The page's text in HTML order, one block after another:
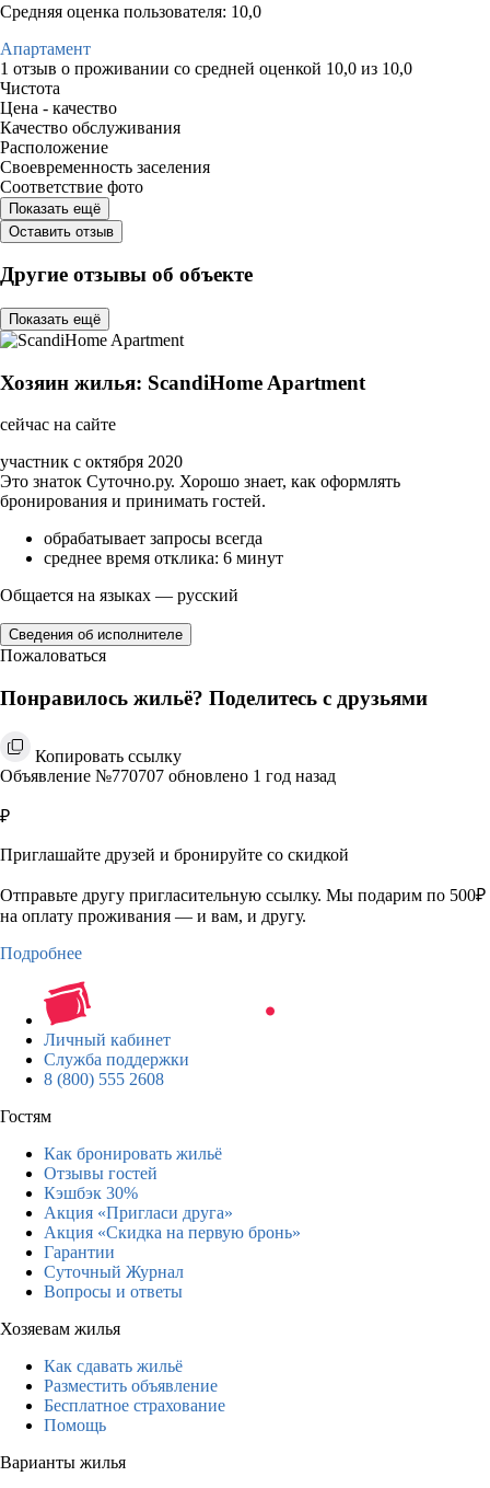
Средняя оценка пользователя: 10,0
Апартамент
1 отзыв о проживании со средней оценкой 10,0 из 10,0
Чистота
Цена - качество
Качество обслуживания
Расположение
Своевременность заселения
Соответствие фото
Показать ещё
Оставить отзыв
Другие отзывы об объекте
Показать ещё
Хозяин жилья: ScandiHome Apartment
сейчас на сайте
участник с октября 2020
Это знаток Суточно.ру. Хорошо знает, как оформлять
бронирования и принимать гостей.
обрабатывает запросы всегда
среднее время отклика: 6 минут
Общается на языках — русский
Сведения об исполнителе
Пожаловаться
Понравилось жильё? Поделитесь с друзьями
Копировать ссылку
Объявление №770707 обновлено 1 год назад
₽
Приглашайте друзей и бронируйте со скидкой
Отправьте другу пригласительную ссылку. Мы подарим по 500₽
на оплату проживания — и вам, и другу.
Подробнее
Личный кабинет
Служба поддержки
8 (800) 555 2608
Гостям
Как бронировать жильё
Отзывы гостей
Кэшбэк 30%
Акция «Пригласи друга»
Акция «Скидка на первую бронь»
Гарантии
Суточный Журнал
Вопросы и ответы
Хозяевам жилья
Как сдавать жильё
Разместить объявление
Бесплатное страхование
Помощь
Варианты жилья